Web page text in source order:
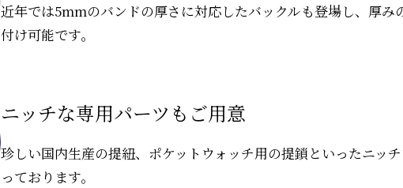
近年では5mmのバンドの厚さに対応したバックルも登場し、厚み
付け可能です。
ニッチな専用パーツもご用意
珍しい国内生産の提紐、ポケットウォッチ用の提鎖といったニッ
っております。